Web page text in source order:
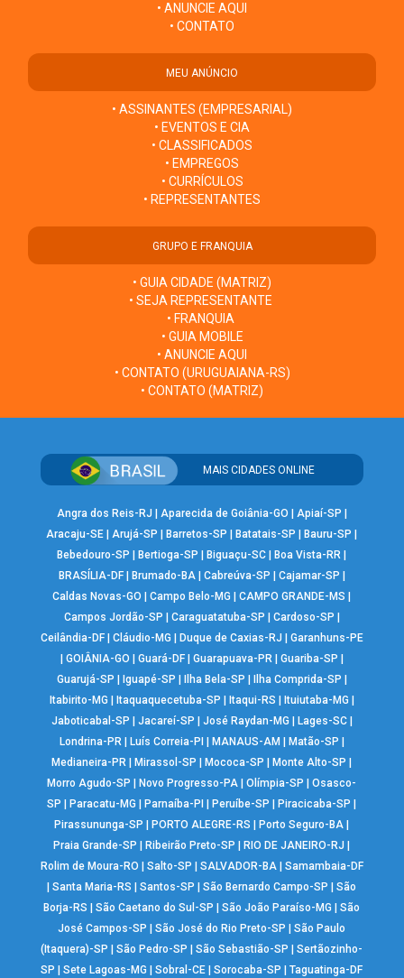
• ANUNCIE AQUI
• CONTATO
MEU ANÚNCIO
• ASSINANTES (EMPRESARIAL)
• EVENTOS E CIA
• CLASSIFICADOS
• EMPREGOS
• CURRÍCULOS
• REPRESENTANTES
GRUPO E FRANQUIA
• GUIA CIDADE (MATRIZ)
• SEJA REPRESENTANTE
• FRANQUIA
• GUIA MOBILE
• ANUNCIE AQUI
• CONTATO (URUGUAIANA-RS)
• CONTATO (MATRIZ)
MAIS CIDADES ONLINE
Angra dos Reis-RJ Aparecida de Goiânia-GO Apiaí-SP
Aracaju-SE |Arujá-SP Barretos-SP Batatais-SP Bauru-SP
Bebedouro-SP
Bertioga-SP Biguaçu-SC Boa Vista-RR
BRASÍLIA-DF| Brumado-BA| Cabreúva-SP Cajamar-SP
Caldas Novas-GO
|Campo Belo-MG |CAMPO GRANDE-MS
Campos Jordão-SP
Caraguatatuba-SP Cardoso-SP
Ceilândia-DF| Cláudio-MG Duque de Caxias-RJ
Garanhuns-PE
GOIÂNIA-GO Guará-DF| Guarapuava-PR| Guariba-SP
Guarujá-SP
Iguapé-SP Ilha Bela-SP Ilha Comprida-SP
Itabirito-MG
Itaquaquecetuba-SP Itaqui-RS Ituiutaba-MG
Jaboticabal-SP
Jacareí-SP José Raydan-MG Lages-SC|
Londrina-PR| Luís Correia-PI MANAUS-AM Matão-SP
Medianeira-PR
Mirassol-SP Mococa-SP Monte Alto-SP
Morro Agudo-SP
Novo Progresso-PA |Olímpia-SP |Osasco-
SP
Paracatu-MG Parnaíba-PI Peruíbe-SP Piracicaba-SP
Pirassununga-SP
PORTO ALEGRE-RS Porto Seguro-BA
Praia Grande-SP
Ribeirão Preto-SP RIO DE JANEIRO-RJ
Rolim de Moura-RO
Salto-SP SALVADOR-BA| Samambaia-DF
|Santa Maria-RS |Santos-SP |São Bernardo Campo-SP |São
Borja-RS
|São Caetano do Sul-SP |São João Paraíso-MG |São
José Campos-SP
|São José do Rio Preto-SP |São Paulo
(Itaquera)-SP
|São Pedro-SP |São Sebastião-SP |Sertãozinho-
SP
|Sete Lagoas-MG |Sobral-CE |Sorocaba-SP |Taguatinga-DF